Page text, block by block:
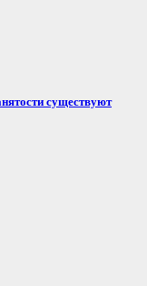
существуют